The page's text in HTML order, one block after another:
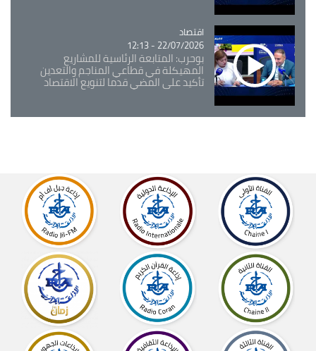
Catégorie
اقتصاد
22/07/2026 - 12:13
بوحرب: المتابعة الرئاسية للمشاريع
المهيكلة في قطاعي المناجم والتعدين
تأكيد على المضي قدما لتنويع الاقتصاد